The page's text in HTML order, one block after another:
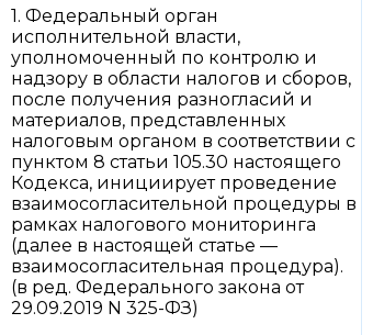
1. Федеральный орган
исполнительной власти,
уполномоченный по контролю и
надзору в области налогов и сборов,
после получения разногласий и
материалов, представленных
налоговым органом в соответствии с
пунктом 8 статьи 105.30 настоящего
Кодекса, инициирует проведение
взаимосогласительной процедуры в
рамках налогового мониторинга
(далее в настоящей статье —
взаимосогласительная процедура).
(в ред. Федерального закона от
29.09.2019 N 325-ФЗ)